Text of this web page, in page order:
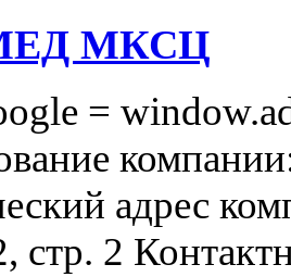
МКСЦ
=
адрес
стр. 2